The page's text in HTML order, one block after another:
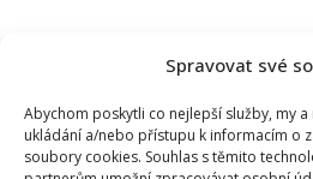
Spravovat své
Abychom poskytli co nejlepší služby, my
ukládání a/nebo přístupu k informacím o
soubory cookies. Souhlas s těmito